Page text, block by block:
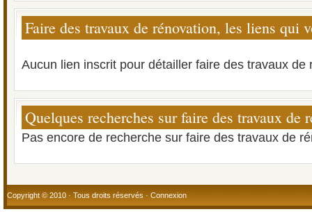
Faire des travaux de rénovation, les liens qui
Aucun lien inscrit pour détailler faire des travaux de
Quelques recherches sur faire des travaux de
Pas encore de recherche sur faire des travaux de
Copyright © 2010 · Tous droits réservés · Connexion